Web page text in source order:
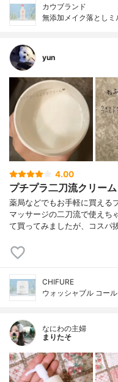
カウブランド
無添加メイク落としミ
yun
4.00
プチプラ二刀流クリーム
薬局などでもお手軽に買える
マッサージの二刀流で使え
て買ってみましたが、コスパ
CHIFURE
ウォッシャブル コー
なにわの主婦
まりたそ